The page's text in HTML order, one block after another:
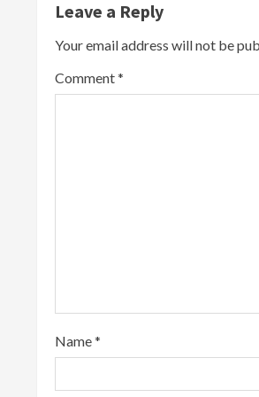
n
u
n
g
Leave a Reply
Your email address will not be
Comment*
Name*